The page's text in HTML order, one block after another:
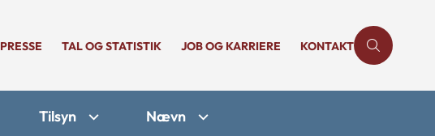
PRESSE TAL OG STATISTIK JOB OG KARRIERE KONTAKT
Tilsyn Nævn